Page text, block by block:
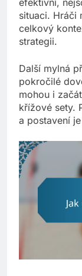
situaci. Hráči
celkový
strategii.
Další mylná
pokročilé
mohou i
křížové sety.
a postavení